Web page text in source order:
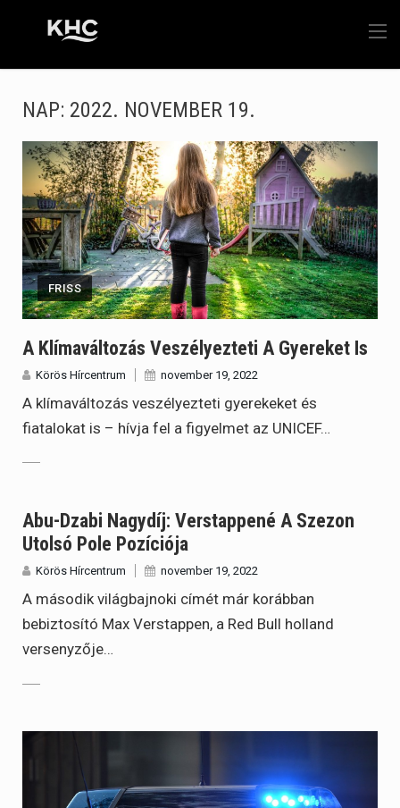
NAP: 2022. NOVEMBER 19.
FRISS
A Klímaváltozás Veszélyezteti A Gyereket Is
Körös Hírcentrum november 19, 2022
A klímaváltozás veszélyezteti gyerekeket és
fiatalokat is – hívja fel a figyelmet az UNICEF…
Abu-Dzabi Nagydíj: Verstappené A Szezon
Utolsó Pole Pozíciója
Körös Hírcentrum november 19, 2022
A második világbajnoki címét már korábban
bebiztosító Max Verstappen, a Red Bull holland
versenyzője…